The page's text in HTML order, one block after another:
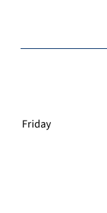
Friday